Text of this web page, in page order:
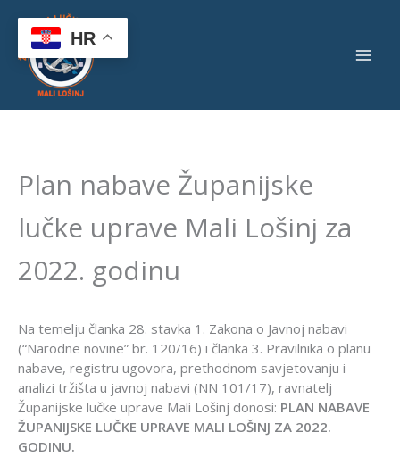
content
Plan nabave Županijske
lučke uprave Mali Lošinj za
2022. godinu
Na temelju članka 28. stavka 1. Zakona o Javnoj nabavi
(“Narodne novine” br. 120/16) i članka 3. Pravilnika o planu
nabave, registru ugovora, prethodnom savjetovanju i
analizi tržišta u javnoj nabavi (NN 101/17), ravnatelj
Županijske lučke uprave Mali Lošinj donosi: PLAN NABAVE
ŽUPANIJSKE LUČKE UPRAVE MALI LOŠINJ ZA 2022.
GODINU.
HR